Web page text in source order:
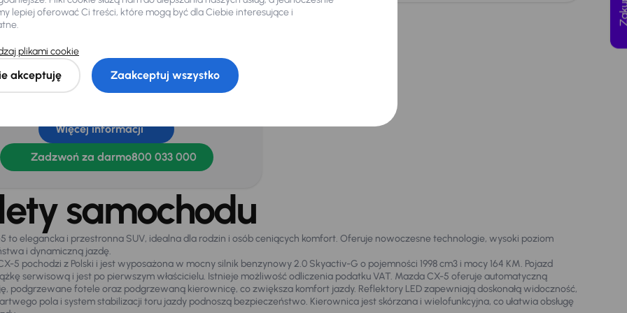
jeszcze więcej informacji o
Więcej informacji
Zadzwoń za darmo800 033 000
samochodu
to elegancka i przestronna SUV, idealna dla rodzin i osób ceniących komfort. Oferuje nowoczesne technologie, wysoki poziom
i dynamiczną jazdę.
5 pochodzi z Polski i jest wyposażona w mocny silnik benzynowy 2.0 Skyactiv-G o pojemności 1998 cm3 i mocy 164 KM. Pojazd
serwisową i jest po pierwszym właścicielu. Istnieje możliwość odliczenia podatku VAT. Mazda CX-5 oferuje automatyczną
podgrzewane fotele oraz podgrzewaną kierownicę, co zwiększa komfort jazdy. Reflektory LED zapewniają doskonałą widoczność,
pola i system stabilizacji toru jazdy podnoszą bezpieczeństwo. Kierownica jest skórzana i wielofunkcyjna, co ułatwia obsługę
lepiej oferować Ci treści, które mogą być dla Ciebie interesujące i
plikami cookie
akceptuję Zaakceptuj wszystko